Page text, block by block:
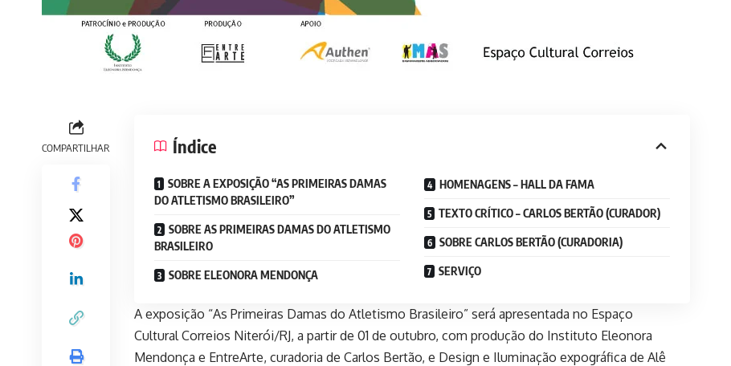
COMPARTILHAR Índice
SOBRE A EXPOSIÇÃO “AS PRIMEIRAS DAMAS
DO ATLETISMO BRASILEIRO”
SOBRE AS PRIMEIRAS DAMAS DO ATLETISMO
BRASILEIRO
SOBRE ELEONORA MENDONÇA
HOMENAGENS – HALL DA FAMA
TEXTO CRÍTICO – CARLOS BERTÃO (CURADOR)
SOBRE CARLOS BERTÃO (CURADORIA)
SERVIÇO
A exposição “As Primeiras Damas do Atletismo Brasileiro” será apresentada no Espaço
Cultural Correios Niterói/RJ, a partir de 01 de outubro, com produção do Instituto Eleonora
Mendonça e EntreArte, curadoria de Carlos Bertão, e Design e Iluminação expográfica de Alê